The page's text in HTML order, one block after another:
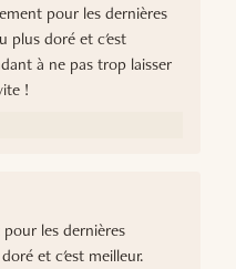
pour les dernières
plus doré et c'est
à ne pas trop laisser
!
les dernières
et c'est meilleur.